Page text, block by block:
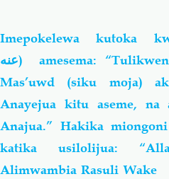
Imepokelewa kutoka
عنه)
amesema:
Mas’uwd (siku moja)
Anayejua kitu aseme, na
Anajua.” Hakika
katika usilolijua:
Alimwambia Rasuli Wake